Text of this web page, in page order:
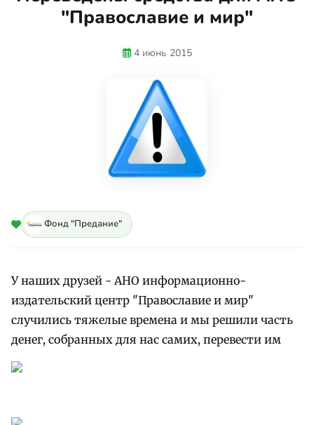
"Православие и мир"
4 июнь 2015
Фонд "Предание"
У наших друзей - АНО информационно-
издательский центр "Православие и мир"
случились тяжелые времена и мы решили часть
денег, собранных для нас самих, перевести им